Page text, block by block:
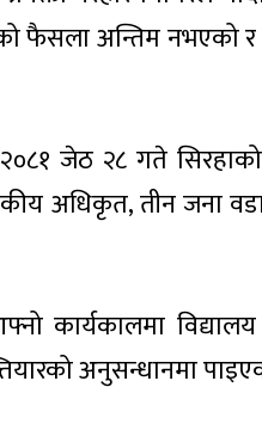
फैसला अन्तिम नभएको र
जेठ २८ गते सिरहाको
अधिकृत, तीन जना
कार्यकालमा
अनुसन्धानमा